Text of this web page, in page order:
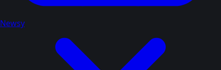
Newsy